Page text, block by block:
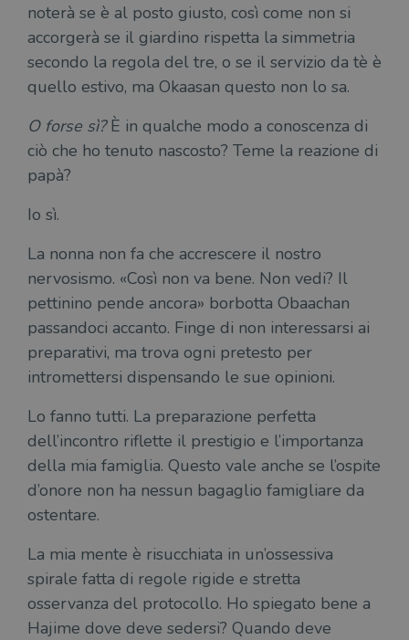
noterà se è al posto giusto, così come non si
accorgerà se il giardino rispetta la simmetria
secondo la regola del tre, o se il servizio da tè è
quello estivo, ma Okaasan questo non lo sa.
O forse sì?È in qualche modo a conoscenza di
ciò che ho tenuto nascosto? Teme la reazione di
papà?
Io sì.
La nonna non fa che accrescere il nostro
nervosismo. «Così non va bene. Non vedi? Il
pettinino pende ancora» borbotta Obaachan
passandoci accanto. Finge di non interessarsi ai
preparativi, ma trova ogni pretesto per
intromettersi dispensando le sue opinioni.
Lo fanno tutti. La preparazione perfetta
dell’incontro riflette il prestigio e l’importanza
della mia famiglia. Questo vale anche se l’ospite
d’onore non ha nessun bagaglio famigliare da
ostentare.
La mia mente è risucchiata in un’ossessiva
spirale fatta di regole rigide e stretta
osservanza del protocollo. Ho spiegato bene a
Hajime dove deve sedersi? Quando deve